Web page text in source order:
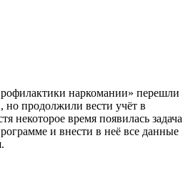
наркомании» перешли
продолжили вести учёт в
некоторое время появилась задача
и внести в неё все данные